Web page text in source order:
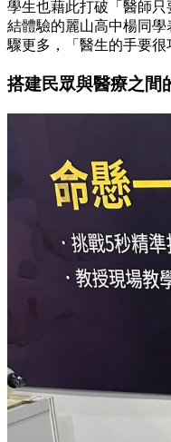
學生也藉此打破「醫師
結體驗的麗山高中楊同
驟更多，「醫生的手要很
搭建民眾與醫療之間